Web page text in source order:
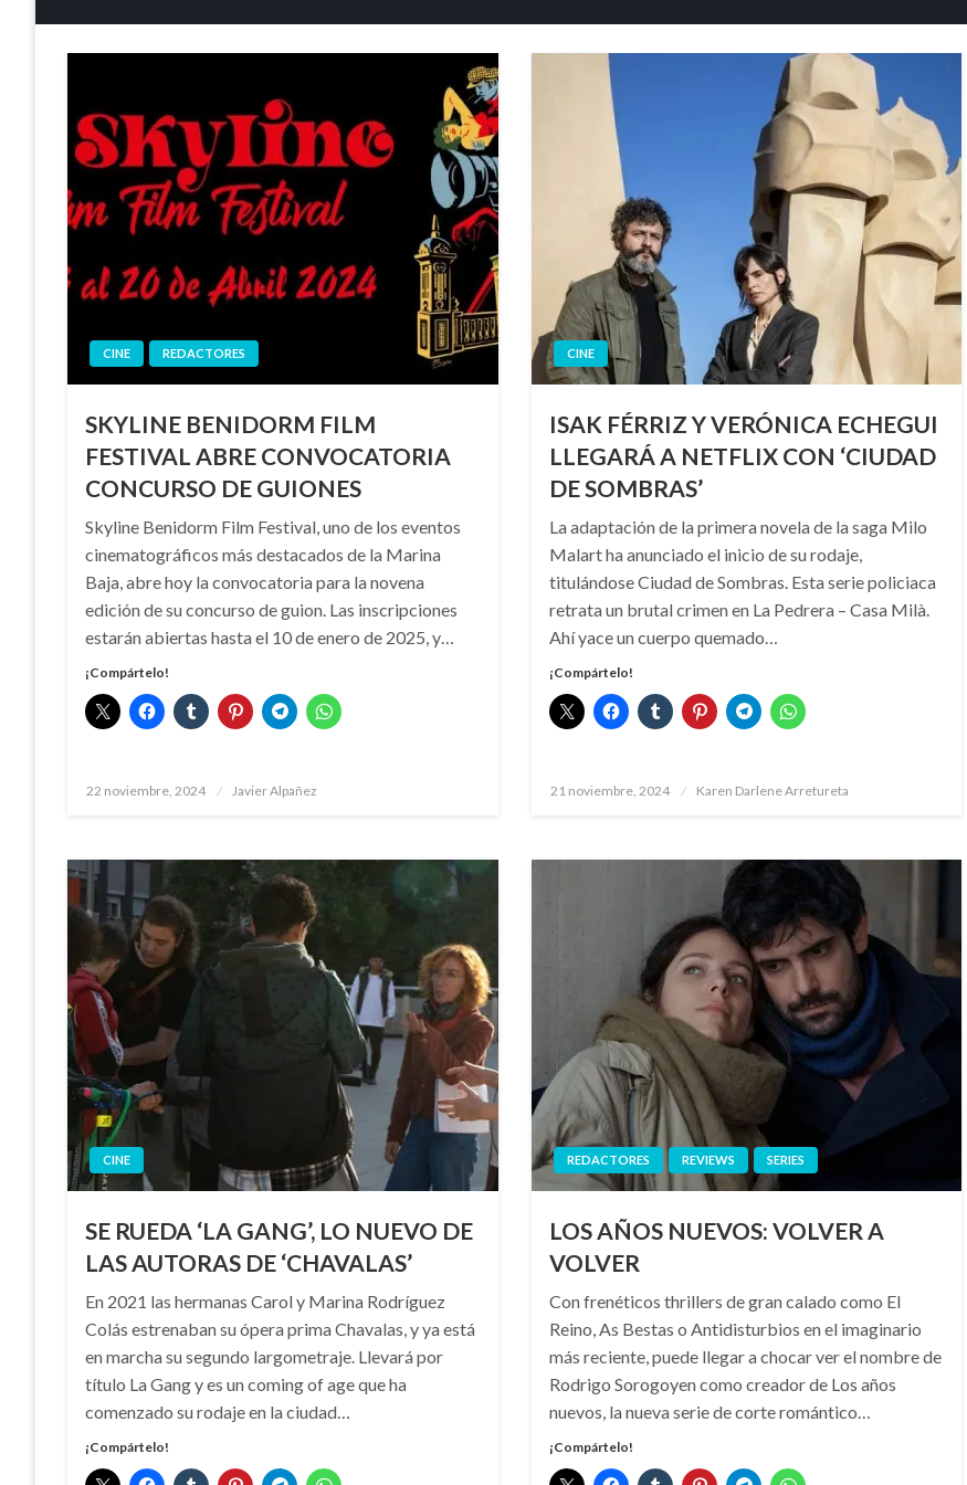
CINE REDACTORES
SKYLINE BENIDORM FILM
FESTIVAL ABRE CONVOCATORIA
CONCURSO DE GUIONES
Skyline Benidorm Film Festival, uno de los eventos
cinematográficos más destacados de la Marina
Baja, abre hoy la convocatoria para la novena
edición de su concurso de guion. Las inscripciones
estarán abiertas hasta el 10 de enero de 2025, y…
¡Compártelo!
Publicado
22 noviembre, 2024 Javier Alpañez
CINE
ISAK FÉRRIZ Y VERÓNICA ECHEGUI
LLEGARÁ A NETFLIX CON ‘CIUDAD
DE SOMBRAS’
La adaptación de la primera novela de la saga Milo
Malart ha anunciado el inicio de su rodaje,
titulándose Ciudad de Sombras. Esta serie policiaca
retrata un brutal crimen en La Pedrera – Casa Milà.
Ahí yace un cuerpo quemado…
¡Compártelo!
Publicado
21 noviembre, 2024 Karen Darlene Arretureta
CINE
SE RUEDA ‘LA GANG’, LO NUEVO DE
LAS AUTORAS DE ‘CHAVALAS’
En 2021 las hermanas Carol y Marina Rodríguez
Colás estrenaban su ópera prima Chavalas, y ya está
en marcha su segundo largometraje. Llevará por
título La Gang y es un coming of age que ha
comenzado su rodaje en la ciudad…
¡Compártelo!
REDACTORES REVIEWS SERIES
LOS AÑOS NUEVOS: VOLVER A
VOLVER
Con frenéticos thrillers de gran calado como El
Reino, As Bestas o Antidisturbios en el imaginario
más reciente, puede llegar a chocar ver el nombre de
Rodrigo Sorogoyen como creador de Los años
nuevos, la nueva serie de corte romántico…
¡Compártelo!